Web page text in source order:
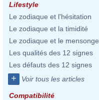
Lifestyle
Le zodiaque et l'hésitation
Le zodiaque et la timidité
Le zodiaque et le mensonge
Les qualités des 12 signes
Les défauts des 12 signes
+ Voir tous les articles
Compatibilité